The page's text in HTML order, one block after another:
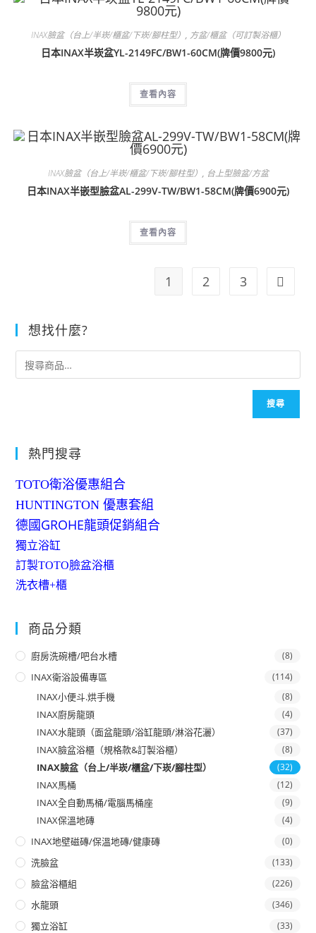
INAX臉盆（台上/半崁/櫃盆/下崁/腳柱型） , 方盆/櫃盆（可訂製浴櫃）
日本INAX半崁盆YL-2149FC/BW1-60CM(牌價9800元)
查看內容
INAX臉盆（台上/半崁/櫃盆/下崁/腳柱型） , 台上型臉盆/方盆
日本INAX半嵌型臉盆AL-299V-TW/BW1-58CM(牌價6900元)
查看內容
1 2 3
想找什麼?
搜尋
熱門搜尋
TOTO衛浴優惠組合
HUNTINGTON 優惠套組
德國GROHE龍頭促銷組合
獨立浴缸
訂製TOTO臉盆浴櫃
洗衣槽+櫃
商品分類
廚房洗碗槽/吧台水槽 (8)
INAX衛浴設備專區 (114)
INAX小便斗.烘手機 (8)
INAX廚房龍頭 (4)
INAX水龍頭（面盆龍頭/浴缸龍頭/淋浴花灑） (37)
INAX臉盆浴櫃（規格款&訂製浴櫃） (8)
INAX臉盆（台上/半崁/櫃盆/下崁/腳柱型） (32)
INAX馬桶 (12)
INAX全自動馬桶/電腦馬桶座 (9)
INAX保溫地磚 (4)
INAX地壁磁磚/保溫地磚/健康磚 (0)
洗臉盆 (133)
臉盆浴櫃組 (226)
水龍頭 (346)
獨立浴缸 (33)